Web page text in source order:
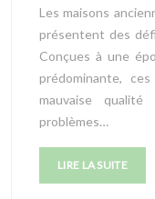
Les maisons
présentent des
Conçues à une
prédominante,
mauvaise
problèmes…
LIRE LA SUITE